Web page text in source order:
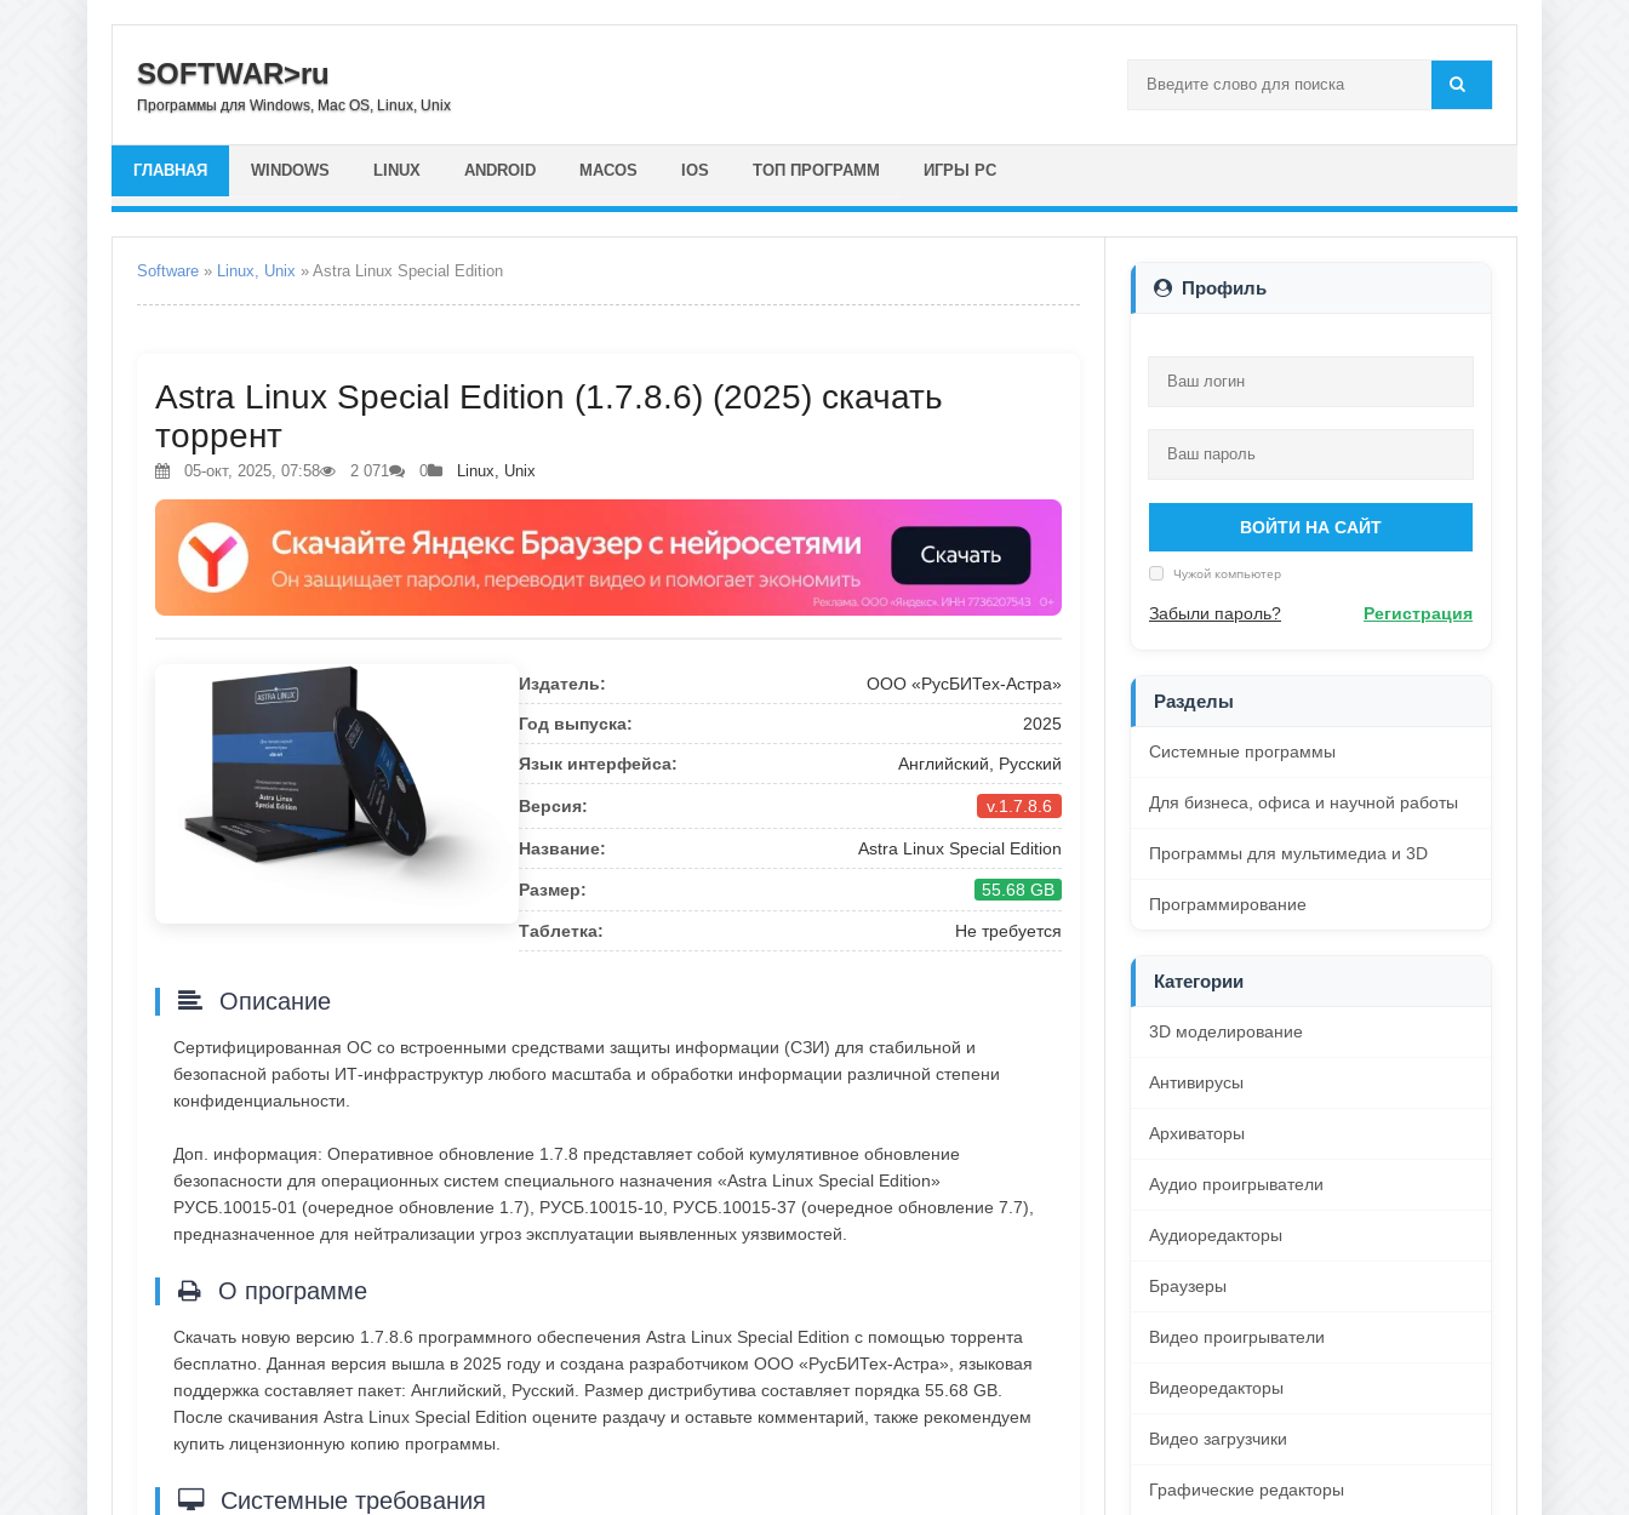
SOFTWAR>ru
Программы для Windows, Mac OS, Linux, Unix
ГЛАВНАЯ WINDOWS LINUX ANDROID MACOS IOS ТОП ПРОГРАММ ИГРЫ PC
Software » Linux, Unix » Astra Linux Special Edition
Astra Linux Special Edition (1.7.8.6) (2025) скачать
торрент
05-окт, 2025, 07:58 2 071 0 Linux, Unix
Издатель: ООО «РусБИТех-Астра»
Год выпуска: 2025
Язык интерфейса: Английский, Русский
Версия: v.1.7.8.6
Название: Astra Linux Special Edition
Размер: 55.68 GB
Таблетка: Не требуется
Описание
Cертифицированная ОС со встроенными средствами защиты информации (СЗИ) для стабильной и
безопасной работы ИТ-инфраструктур любого масштаба и обработки информации различной степени
конфиденциальности.
Доп. информация: Оперативное обновление 1.7.8 представляет собой кумулятивное обновление
безопасности для операционных систем специального назначения «Astra Linux Special Edition»
РУСБ.10015-01 (очередное обновление 1.7), РУСБ.10015-10, РУСБ.10015-37 (очередное обновление 7.7),
предназначенное для нейтрализации угроз эксплуатации выявленных уязвимостей.
О программе
Скачать новую версию 1.7.8.6 программного обеспечения Astra Linux Special Edition с помощью торрента
бесплатно. Данная версия вышла в 2025 году и создана разработчиком ООО «РусБИТех-Астра», языковая
поддержка составляет пакет: Английский, Русский. Размер дистрибутива составляет порядка 55.68 GB.
После скачивания Astra Linux Special Edition оцените раздачу и оставьте комментарий, также рекомендуем
купить лицензионную копию программы.
Системные требования
Профиль
ВОЙТИ НА САЙТ
Чужой компьютер
Забыли пароль? Регистрация
Разделы
Системные программы
Для бизнеса, офиса и научной работы
Программы для мультимедиа и 3D
Программирование
Категории
3D моделирование
Антивирусы
Архиваторы
Аудио проигрыватели
Аудиоредакторы
Браузеры
Видео проигрыватели
Видеоредакторы
Видео загрузчики
Графические редакторы